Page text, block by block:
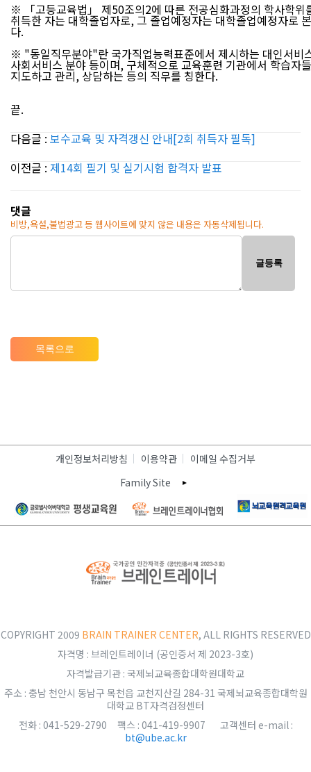
※ 「고등교육법」 제50조의2에 따른 전공심화과정의 학사학위
취득한 자는 대학졸업자로, 그 졸업예정자는 대학졸업예정자로 본
다.
※ "동일직무분야"란 국가직업능력표준에서 제시하는 대인서비
사회서비스 분야 등이며, 구체적으로 교육훈련 기관에서 학습자
지도하고 관리, 상담하는 등의 직무를 칭한다.
끝.
다음글 : 보수교육 및 자격갱신 안내[2회 취득자 필독]
이전글 : 제14회 필기 및 실기시험 합격자 발표
댓글
비방,욕설,불법광고 등 웹사이트에 맞지 않은 내용은 자동삭제됩니다.
글등록
목록으로
개인정보처리방침 이용약관
이메일 수집거부
Family Site
COPYRIGHT 2009 BRAIN TRAINER CENTER, ALL RIGHTS RESERVED
자격명 : 브레인트레이너 (공인증서 제 2023-3호)
자격발급기관 : 국제뇌교육종합대학원대학교
주소 : 충남 천안시 동남구 목천읍 교천지산길 284-31 국제뇌교육종합대학원
대학교 BT자격검정센터
전화 : 041-529-2790 팩스 : 041-419-9907 고객센터 e-mail :
bt@ube.ac.kr